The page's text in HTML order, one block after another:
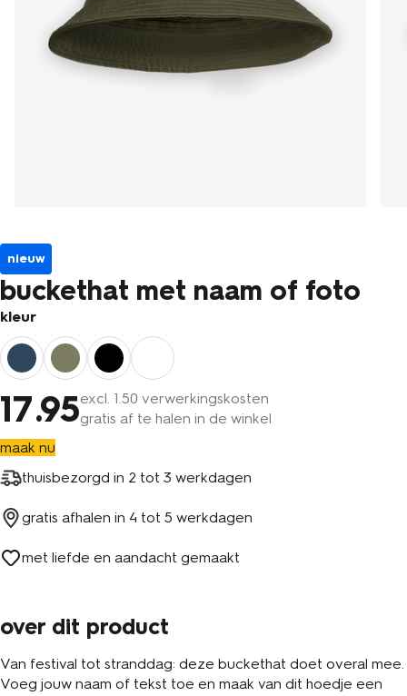
nieuw
buckethat met naam of foto
kleur
17.95excl. 1 .50 verwerkingskosten
gratis af te halen in de winkel
maak nu
thuisbezorgd in 2 tot 3 werkdagen
gratis afhalen in 4 tot 5 werkdagen
met liefde en aandacht gemaakt
over dit product
Van festival tot stranddag: deze buckethat doet overal mee.
Voeg jouw naam of tekst toe en maak van dit hoedje een